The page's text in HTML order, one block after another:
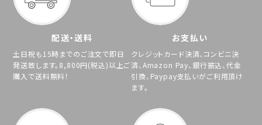
配送・送料
土日祝も15時までのご注文で即日
発送致します。8,800円(税込)以上ご
購入で送料無料！
お支払い
クレジットカード決済、コンビニ決
済、Amazon Pay、銀行振込、代金
引換、Paypay支払いがご利用頂け
ます。